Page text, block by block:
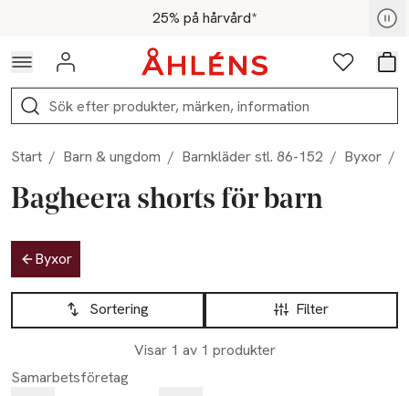
Hoppa till navigationsmenyn25% på hårvård*
För medlemmar - Shoppa nu
Logga in Favoriter
Sök
Start / Barn & ungdom / Barnkläder stl. 86-152 / Byxor /
Bagheera shorts för barn
Hoppa till produktsidan
Byxor
Hoppa till produktsidan
Filter
Sortering
Visar 1 av 1 produkter
Lista över produkter
Samarbetsföretag